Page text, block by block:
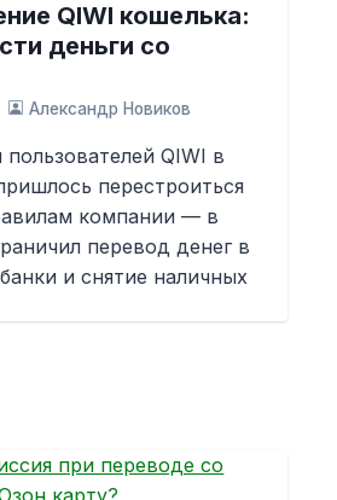
QIWI кошелька:
деньги со
Александр Новиков
QIWI в
перестроиться
компании — в
перевод денег в
и снятие наличных